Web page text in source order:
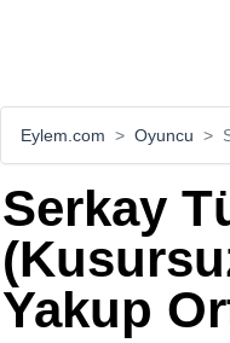
Eylem.com Oyuncu
Serkay
Yakup